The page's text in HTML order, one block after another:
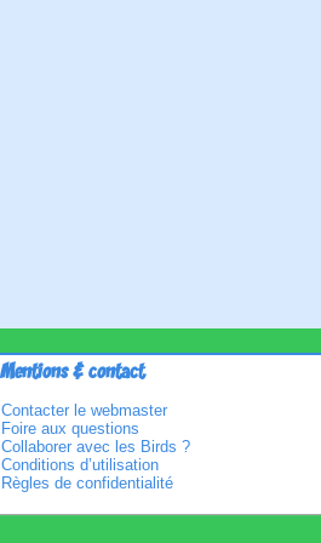
Mentions & contact
Contacter le webmaster
Foire aux questions
Collaborer avec les Birds ?
Conditions d’utilisation
Règles de confidentialité